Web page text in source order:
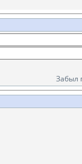
Забыл